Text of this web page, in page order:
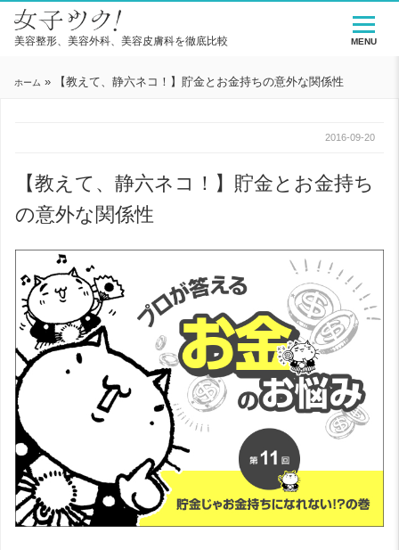
美容整形、美容外科、美容皮膚科を徹底比較
ホーム » 【教えて、静六ネコ！】貯金とお金持ちの意外な関係性
2016-09-20
【教えて、静六ネコ！】貯金とお金持ち
の意外な関係性
MENU